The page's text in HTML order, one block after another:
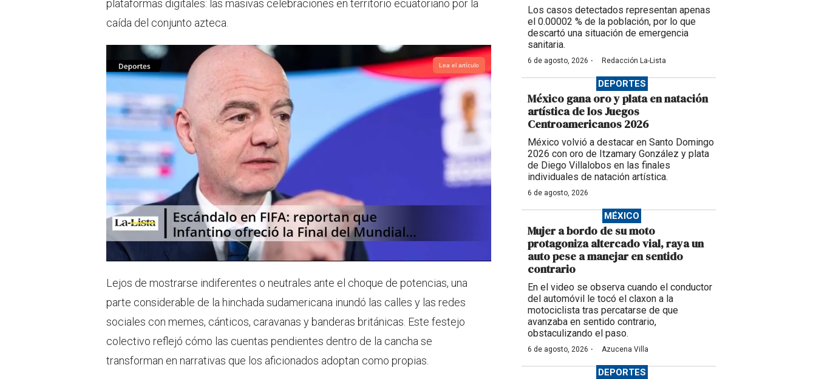
plataformas digitales: las masivas celebraciones en territorio ecuatoriano por la
caída del conjunto azteca.
Lea el artículo
Lejos de mostrarse indiferentes o neutrales ante el choque de potencias, una
parte considerable de la hinchada sudamericana inundó las calles y las redes
sociales con memes, cánticos, caravanas y banderas británicas. Este festejo
colectivo reflejó cómo las cuentas pendientes dentro de la cancha se
transforman en narrativas que los aficionados adoptan como propias.
Los casos detectados representan apenas
el 0.00002 % de la población, por lo que
descartó una situación de emergencia
sanitaria.
6 de agosto, 2026 · Redacción La-Lista
DEPORTES
México gana oro y plata en natación
artística de los Juegos
Centroamericanos 2026
México volvió a destacar en Santo Domingo
2026 con oro de Itzamary González y plata
de Diego Villalobos en las finales
individuales de natación artística.
6 de agosto, 2026
MÉXICO
Mujer a bordo de su moto
protagoniza altercado vial, raya un
auto pese a manejar en sentido
contrario
En el video se observa cuando el conductor
del automóvil le tocó el claxon a la
motociclista tras percatarse de que
avanzaba en sentido contrario,
obstaculizando el paso.
6 de agosto, 2026 · Azucena Villa
DEPORTES